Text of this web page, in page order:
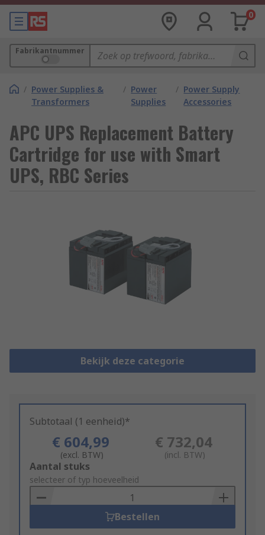
0
Fabrikantnummer
/ Power Supplies &
Transformers
/ Power
Supplies
/ Power Supply
Accessories
APC UPS Replacement Battery
Cartridge for use with Smart
UPS, RBC Series
Bekijk deze categorie
Subtotaal (1 eenheid)*
€ 604,99
(excl. BTW)
€ 732,04
(incl. BTW)
Add
to
Basket
Aantal stuks
selecteer of typ hoeveelheid
Bestellen